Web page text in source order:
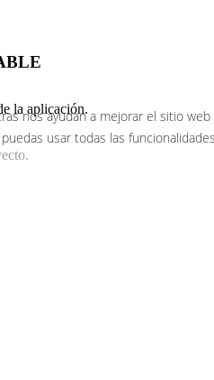
la aplicación.
nos ayudan a mejorar el sitio
usar todas las